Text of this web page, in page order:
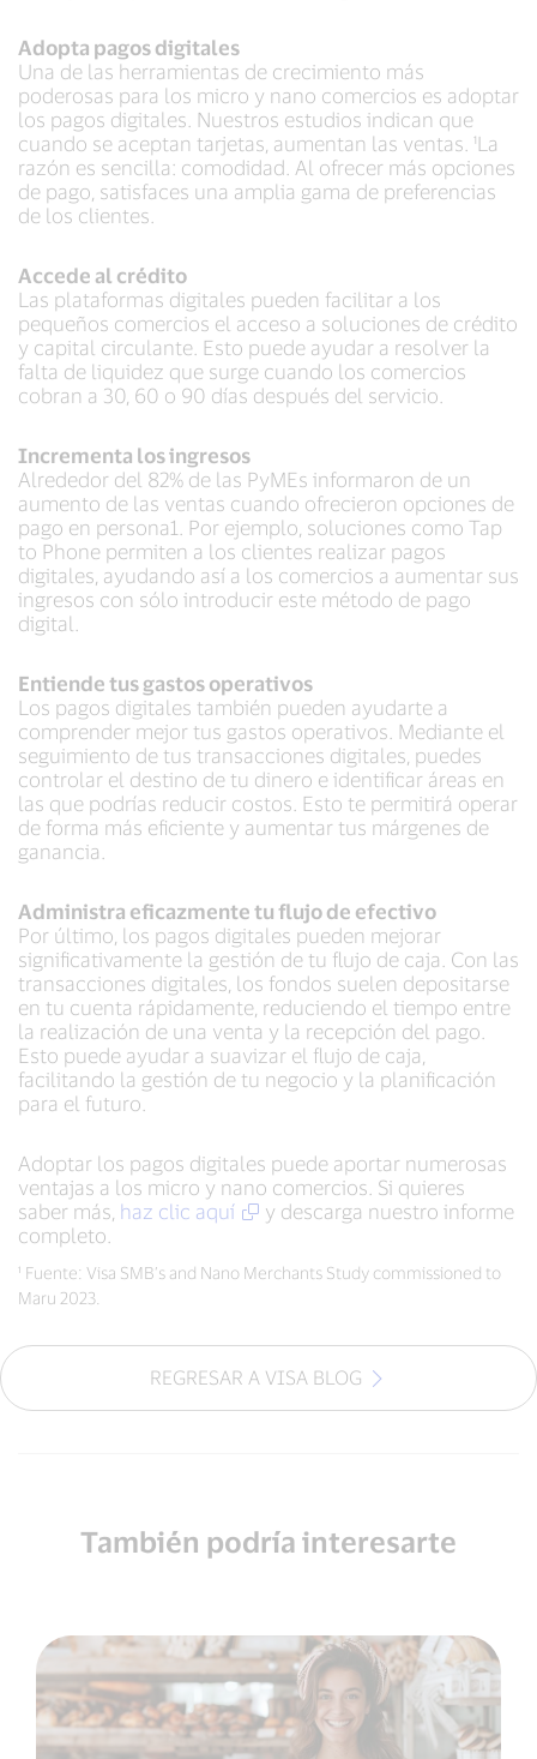
Adopta pagos digitales
Una de las herramientas de crecimiento más
poderosas para los micro y nano comercios es adoptar
los pagos digitales. Nuestros estudios indican que
cuando se aceptan tarjetas, aumentan las ventas. ¹La
razón es sencilla: comodidad. Al ofrecer más opciones
de pago, satisfaces una amplia gama de preferencias
de los clientes.
Accede al crédito
Las plataformas digitales pueden facilitar a los
pequeños comercios el acceso a soluciones de crédito
y capital circulante. Esto puede ayudar a resolver la
falta de liquidez que surge cuando los comercios
cobran a 30, 60 o 90 días después del servicio.
Incrementa los ingresos
Alrededor del 82% de las PyMEs informaron de un
aumento de las ventas cuando ofrecieron opciones de
pago en persona1. Por ejemplo, soluciones como Tap
to Phone permiten a los clientes realizar pagos
digitales, ayudando así a los comercios a aumentar sus
ingresos con sólo introducir este método de pago
digital.
Entiende tus gastos operativos
Los pagos digitales también pueden ayudarte a
comprender mejor tus gastos operativos. Mediante el
seguimiento de tus transacciones digitales, puedes
controlar el destino de tu dinero e identificar áreas en
las que podrías reducir costos. Esto te permitirá operar
de forma más eficiente y aumentar tus márgenes de
ganancia.
Administra eficazmente tu flujo de efectivo
Por último, los pagos digitales pueden mejorar
significativamente la gestión de tu flujo de caja. Con las
transacciones digitales, los fondos suelen depositarse
en tu cuenta rápidamente, reduciendo el tiempo entre
la realización de una venta y la recepción del pago.
Esto puede ayudar a suavizar el flujo de caja,
facilitando la gestión de tu negocio y la planificación
para el futuro.
Adoptar los pagos digitales puede aportar numerosas
ventajas a los micro y nano comercios. Si quieres
saber más, haz clic aquí
y descarga nuestro informe
completo.
¹ Fuente: Visa SMB’s and Nano Merchants Study commissioned to
Maru 2023.
REGRESAR A VISA BLOG
También podría interesarte